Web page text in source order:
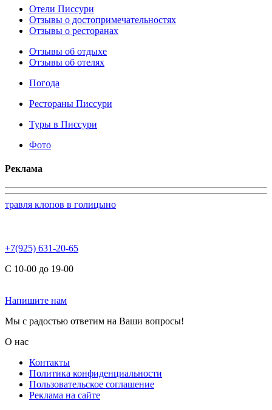
Отели Писсури
Отзывы о достопримечательностях
Отзывы о ресторанах
Отзывы об отдыхе
Отзывы об отелях
Погода
Рестораны Писсури
Туры в Писсури
Фото
Реклама
травля клопов в голицыно
+7(925) 631-20-65
С 10-00 до 19-00
Напишите нам
Мы с радостью ответим на Ваши вопросы!
О нас
Контакты
Политика конфиденциальности
Пользовательское соглашение
Реклама на сайте